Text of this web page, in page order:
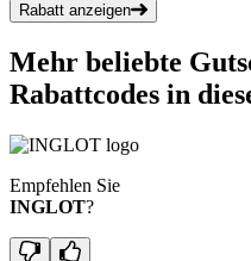
Rabatt anzeigen
Mehr beliebte
Rabattcodes in
Empfehlen Sie
INGLOT?